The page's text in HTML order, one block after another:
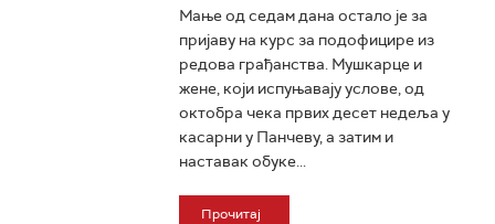
Мање од седам дана остало је за
пријаву на курс за подофицире из
редова грађанства. Мушкарце и
жене, који испуњавају услове, од
октобра чека првих десет недеља у
касарни у Панчеву, а затим и
наставак обуке...
Прочитај